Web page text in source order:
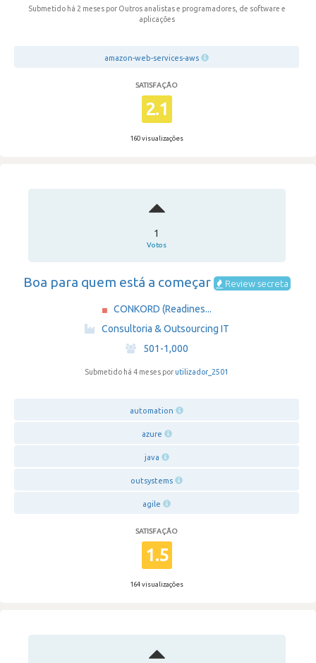
Submetido há 2 meses por Outros analistas e programadores, de software e
aplicações
amazon-web-services-aws
SATISFAÇÃO
2.1
160 visualizações
1
Votos
Boa para quem está a começar Review secreta
CONKORD (Readines...
·
Consultoria & Outsourcing IT
·
501-1,000
Submetido há 4 meses por utilizador_2501
automation
azure
java
outsystems
agile
SATISFAÇÃO
1.5
164 visualizações